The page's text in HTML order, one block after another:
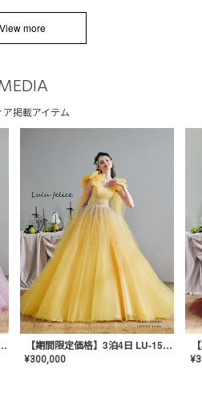
View more
ア掲載アイテム
泊4日 LU-1501(Pink) 【期間限定価格】3泊4日 LU-1501(Yellow)
¥300,000 ¥